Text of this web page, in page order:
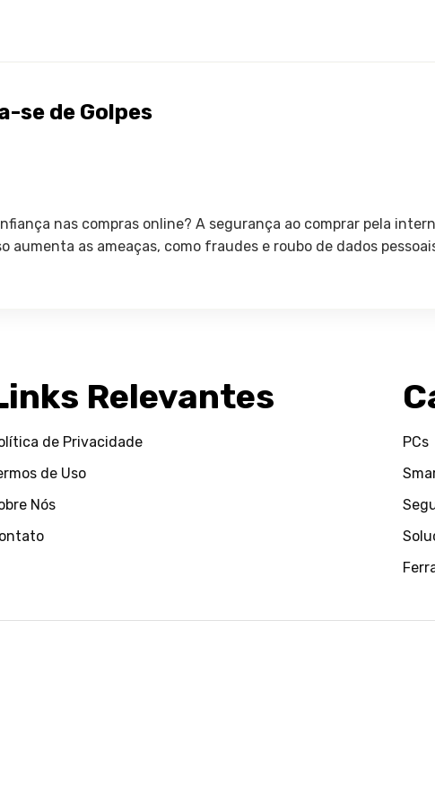
se de Golpes
nas compras online? A segurança ao comprar pela
aumenta as ameaças, como fraudes e roubo de dados
Relevantes
de Privacidade
de Uso
Nós
PCs